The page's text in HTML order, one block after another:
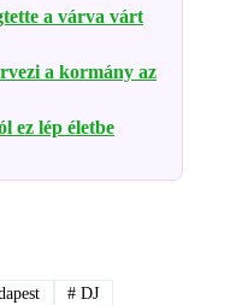
a várva várt
a kormány az
ez lép életbe
# DJ